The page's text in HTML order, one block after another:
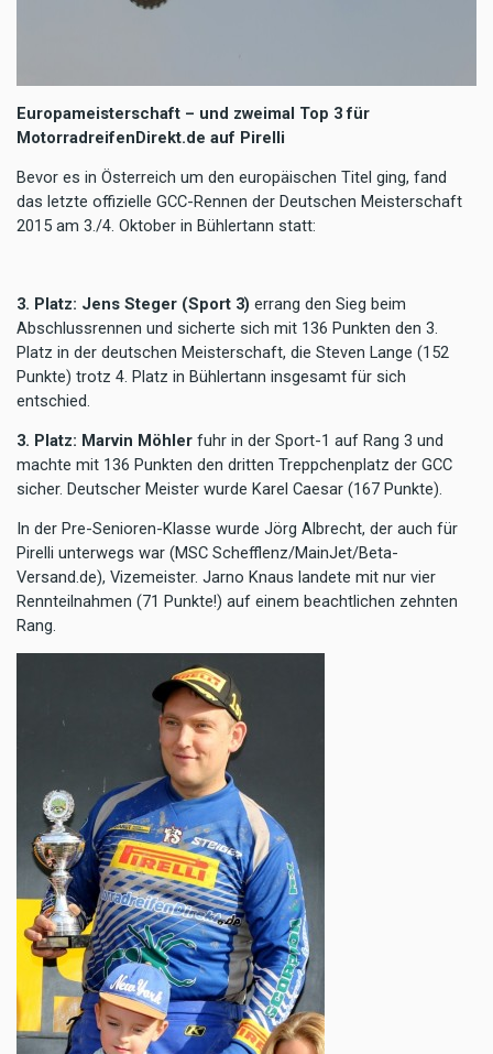
Europameisterschaft – und zweimal Top 3 für
MotorradreifenDirekt.de auf Pirelli
Bevor es in Österreich um den europäischen Titel ging, fand
das letzte offizielle GCC-Rennen der Deutschen Meisterschaft
2015 am 3./4. Oktober in Bühlertann statt:
3. Platz: Jens Steger (Sport 3) errang den Sieg beim
Abschlussrennen und sicherte sich mit 136 Punkten den 3.
Platz in der deutschen Meisterschaft, die Steven Lange (152
Punkte) trotz 4. Platz in Bühlertann insgesamt für sich
entschied.
3. Platz: Marvin Möhler fuhr in der Sport-1 auf Rang 3 und
machte mit 136 Punkten den dritten Treppchenplatz der GCC
sicher. Deutscher Meister wurde Karel Caesar (167 Punkte).
In der Pre-Senioren-Klasse wurde Jörg Albrecht, der auch für
Pirelli unterwegs war (MSC Schefflenz/MainJet/Beta-
Versand.de), Vizemeister. Jarno Knaus landete mit nur vier
Rennteilnahmen (71 Punkte!) auf einem beachtlichen zehnten
Rang.